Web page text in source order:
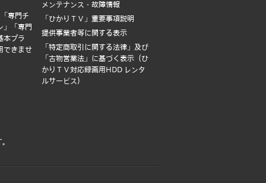
専門チ
」「専門
本プラ
できませ
メンテナンス・故障情報
「ひかりＴＶ」重要事項説明
提供事業者等に関する表示
「特定商取引に関する法律」及び
「古物営業法」に基づく表示（ひ
かりＴＶ対応録画用HDD レンタ
ルサービス）